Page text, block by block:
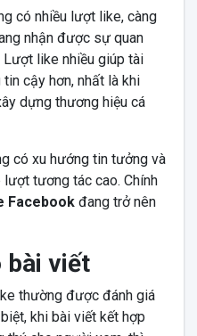
có nhiều lượt like, càng
nhận được sự quan
like nhiều giúp tài
cậy hơn, nhất là khi
dựng thương hiệu cá
có xu hướng tin tưởng và
tương tác cao. Chính
Facebook đang trở nên
bài viết
thường được đánh giá
khi bài viết kết hợp